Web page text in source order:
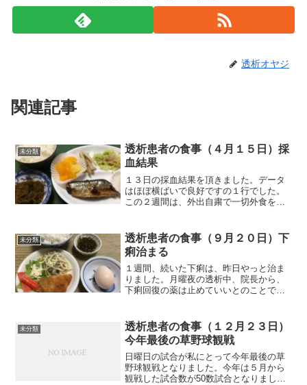
透析オヤジ
関連記事
未分類
透析患者の食事（４月１５日）採
血結果
１３日の採血結果を頂きました。データ
はほぼ横ばいで良好ですの１行でした。
この２週間は、外出自粛で一切外食をし
ら、予想通りの数値が出ていました。た
だ、自分なりに判断して、前...
未分類
透析患者の食事（９月２０日）下
痢治まる
１週間、続いた下痢は、昨日やっと治ま
りました。月曜夜の透析中、院長から、
下痢回復の薬は止めていいとのことでし
食から紹介します。朝食（卵ご飯です）
炊立てご飯ですから、久し...
未分類
透析患者の食事（１２月２３日）
今年最後の草野球観戦
日曜日の試合が私にとって今年最後の草
野球観戦となりました。今年は５月から
観戦した試合数が50数試合となりまし